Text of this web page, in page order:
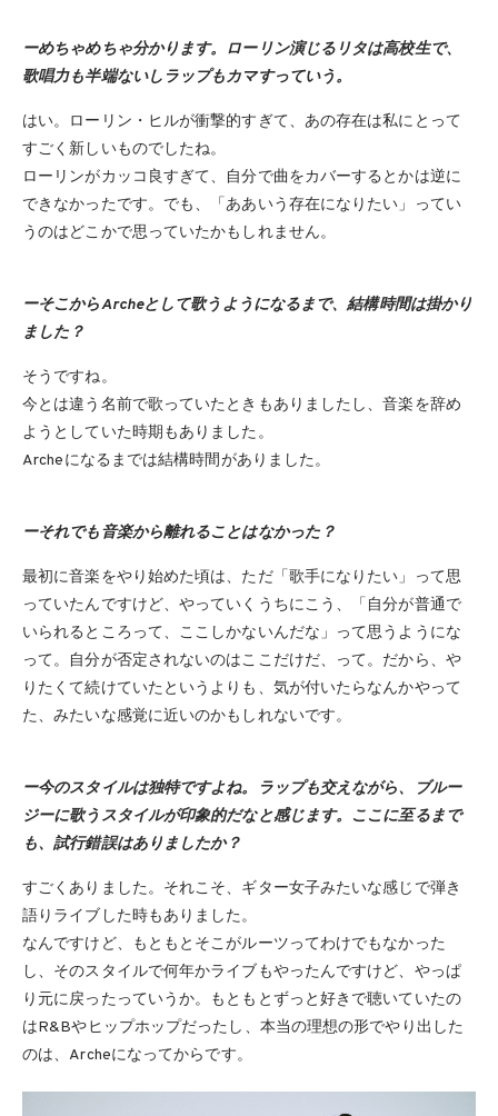
ーめちゃめちゃ分かります。ローリン演じるリタは高校生で、
歌唱力も半端ないしラップもカマすっていう。
はい。ローリン・ヒルが衝撃的すぎて、あの存在は私にとって
すごく新しいものでしたね。
ローリンがカッコ良すぎて、自分で曲をカバーするとかは逆に
できなかったです。でも、「ああいう存在になりたい」ってい
うのはどこかで思っていたかもしれません。
ーそこからArcheとして歌うようになるまで、結構時間は掛かり
ました？
そうですね。
今とは違う名前で歌っていたときもありましたし、音楽を辞め
ようとしていた時期もありました。
Archeになるまでは結構時間がありました。
ーそれでも音楽から離れることはなかった？
最初に音楽をやり始めた頃は、ただ「歌手になりたい」って思
っていたんですけど、やっていくうちにこう、「自分が普通で
いられるところって、ここしかないんだな」って思うようにな
って。自分が否定されないのはここだけだ、って。だから、や
りたくて続けていたというよりも、気が付いたらなんかやって
た、みたいな感覚に近いのかもしれないです。
ー今のスタイルは独特ですよね。ラップも交えながら、ブルー
ジーに歌うスタイルが印象的だなと感じます。ここに至るまで
も、試行錯誤はありましたか？
すごくありました。それこそ、ギター女子みたいな感じで弾き
語りライブした時もありました。
なんですけど、もともとそこがルーツってわけでもなかった
し、そのスタイルで何年かライブもやったんですけど、やっぱ
り元に戻ったっていうか。もともとずっと好きで聴いていたの
はR&Bやヒップホップだったし、本当の理想の形でやり出した
のは、Archeになってからです。